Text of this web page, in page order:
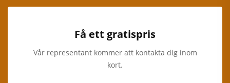
Få ett gratispris
Vår representant kommer att kontakta dig inom
kort.